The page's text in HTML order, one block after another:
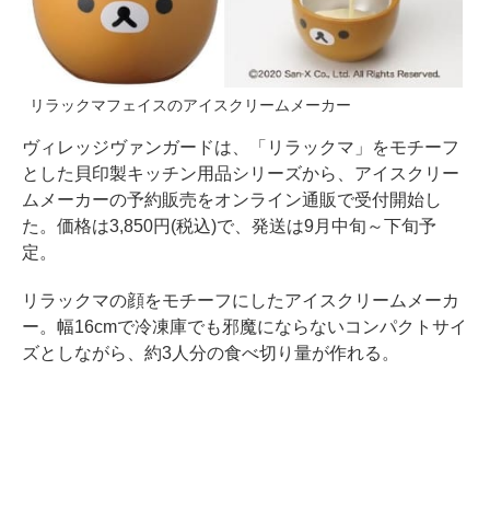
リラックマフェイスのアイスクリームメーカー
ヴィレッジヴァンガードは、「リラックマ」をモチーフ
とした貝印製キッチン用品シリーズから、アイスクリー
ムメーカーの予約販売をオンライン通販で受付開始し
た。価格は3,850円(税込)で、発送は9月中旬～下旬予
定。
リラックマの顔をモチーフにしたアイスクリームメーカ
ー。幅16cmで冷凍庫でも邪魔にならないコンパクトサイ
ズとしながら、約3人分の食べ切り量が作れる。